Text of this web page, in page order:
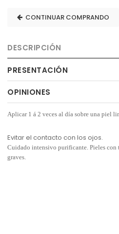
CONTINUAR COMPRANDO
DESCRIPCIÓN
PRESENTACIÓN
OPINIONES
Aplicar 1 á 2 veces al día sobre una piel
Evitar el contacto con los ojos.
Cuidado intensivo purificante. Pieles con
graves.